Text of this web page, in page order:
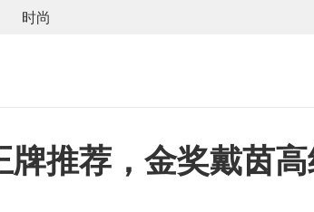
时尚
推荐，金奖戴茵